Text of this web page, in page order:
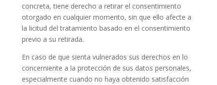
concreta, tiene derecho a retirar el consentimiento
otorgado en cualquier momento, sin que ello afecte a
la licitud del tratamiento basado en el consentimiento
previo a su retirada.
En caso de que sienta vulnerados sus derechos en lo
concerniente a la protección de sus datos personales,
especialmente cuando no haya obtenido satisfacción